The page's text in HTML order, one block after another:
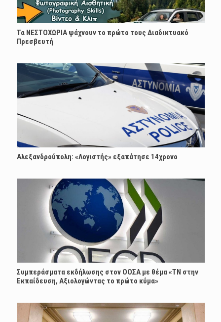
Τα ΝΕΣΤΟΧΩΡΙΑ ψάχνουν το πρώτο τους Διαδικτυακό
Πρεσβευτή
Αλεξανδρούπολη: «Λογιστής» εξαπάτησε 14χρονο
Συμπεράσματα εκδήλωσης στον ΟΟΣΑ με θέμα «ΤΝ στην
Εκπαίδευση, Αξιολογώντας το πρώτο κύμα»